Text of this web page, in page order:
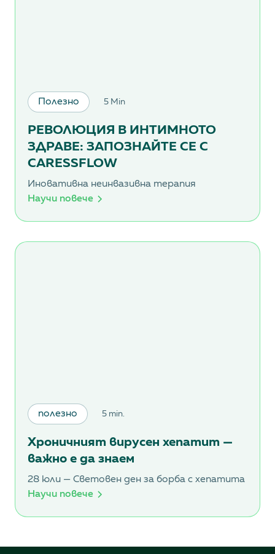
Полезно 5 Min
РЕВОЛЮЦИЯ В ИНТИМНОТО
ЗДРАВЕ: ЗАПОЗНАЙТЕ СЕ С
CARESSFLOW
Иновативна неинвазивна терапия
Научи повече
полезно 5 min.
Хроничният вирусен хепатит —
важно е да знаем
28 юли — Световен ден за борба с хепатита
Научи повече